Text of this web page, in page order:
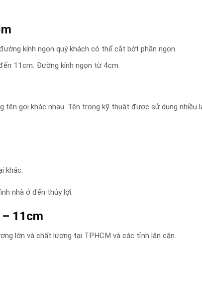
kính ngọn quý khách có thể cắt bớt phần ngọn.
11cm. Đường kính ngọn từ 4cm.
tên gọi khác nhau. Tên trong kỹ thuật được sử dụng nhiều
khác.
nhà ở đến thủy lợi.
11cm
lớn và chất lượng tại TPHCM và các tỉnh lân cận.